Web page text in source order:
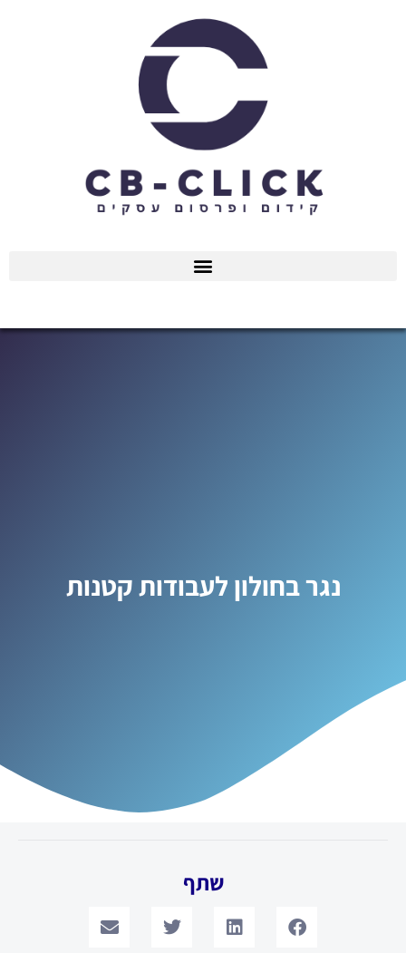
נגר בחולון לעבודות קטנות
שתף